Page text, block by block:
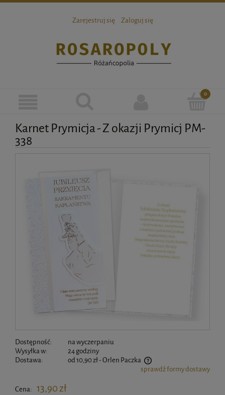
Zarejestruj się Zaloguj się
Karnet Prymicja - Z okazji Prymicj PM-
338
Dostępność:
na wyczerpaniu
Wysyłka w:
24 godziny
Dostawa:
od 10,90 zł- Orlen Paczka
Cena nie zawiera ewentualnych kosztów płatnościsprawdź formy dostawy
Cena: 13,90 zł